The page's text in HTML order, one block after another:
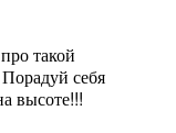
такой
себя
высоте!!!